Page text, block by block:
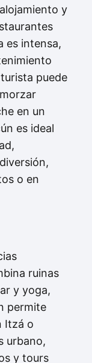
y
es intensa,
puede
en un
es ideal
o en
ruinas
y yoga,
permite
Itzá o
urbano,
y tours